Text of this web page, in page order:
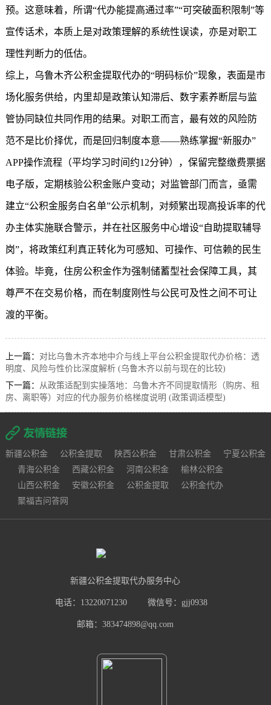
预。这意味着，所谓“代办能提高通过率”“可突破面积限制”等
宣传话术，本质上是对政策理解的系统性误读，亦是对职工
理性判断力的低估。
综上，乌鲁木齐公积金提取代办的“明码标价”现象，表面是市
场化服务供给，内里却是政策认知滞后、数字素养断层与监
管协同缺位共同作用的结果。对职工而言，最有效的风险防
范不是比价择优，而是回归制度本意——熟练掌握“新服办”
APP操作流程（平均学习时间约12分钟），保留完整缴费票据
电子版，定期核验公积金账户变动；对监管部门而言，亟需
建立“公积金服务白名单”公示机制，对频繁出现高投诉率的代
办主体实施联合警示，并在社区服务中心增设“自助提取辅导
岗”，将政策红利真正转化为可感知、可操作、可信赖的民生
体验。毕竟，住房公积金作为强制储蓄型社会保障工具，其
尊严不在交易价格，而在制度刚性与公民可及性之间不可让
渡的平衡。
上一篇： 对比乌鲁木齐本地中介与线上平台公积金提取代办价格：透
明度、风险与性价比深度解析 (乌鲁木齐以前与现在的比较)
下一篇： 从政策适配到实操落地：乌鲁木齐不同提取情形（购房、租
房、离职等）对应的代办服务价格梯度说明 (政策调适模型)
新疆公积金 公积金提取 陕西公积金 甘肃公积金
宁夏公积金
青海公积金
西藏公积金 河南公积金
榆林公积金
山西公积金
安徽公积金 公积金提取
公积金代办
聚福吉问答网
新疆公积金提取代办服务中心
电话：13220071230 微信号：gjj0938
邮箱：383474898@qq.com